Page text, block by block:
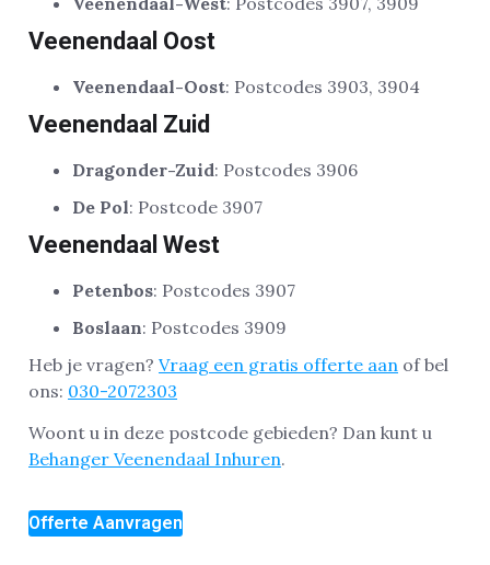
Veenendaal Oost
Veenendaal-Oost: Postcodes 3903, 3904
Veenendaal Zuid
Dragonder-Zuid: Postcodes 3906
De Pol: Postcode 3907
Veenendaal West
Petenbos: Postcodes 3907
Boslaan: Postcodes 3909
Heb je vragen? Vraag een gratis offerte aan of bel
ons: 030-2072303
Woont u in deze postcode gebieden? Dan kunt u
Behanger Veenendaal Inhuren.
Offerte Aanvragen